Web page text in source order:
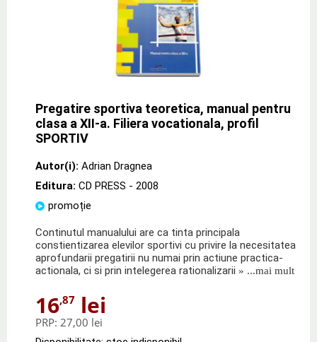
Pregatire sportiva teoretica, manual pentru
clasa a XII-a. Filiera vocationala, profil
SPORTIV
Autor(i): Adrian Dragnea
Editura: CD PRESS - 2008
promoție
Continutul manualului are ca tinta principala
constientizarea elevilor sportivi cu privire la necesitatea
aprofundarii pregatirii nu numai prin actiune practica-
actionala, ci si prin intelegerea rationalizarii » ...mai mult
16,87 lei
PRP: 27,00 lei